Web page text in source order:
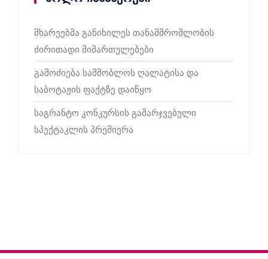
მხარეებმა განიხილეს თანამშრომლობის
ძირითადი მიმართულებები
გამოძიება სამშობლოს ღალატისა და
საბოტაჟის ფაქტზე დაიწყო
საგრანტო კონკურსის გამარჯვებული
სპექტაკლის პრემიერა